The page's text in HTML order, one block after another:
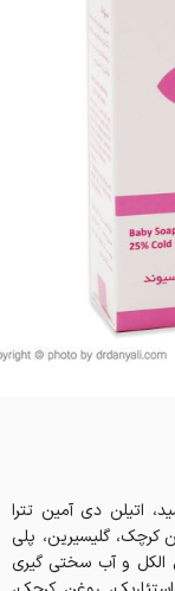
اتیلن دی آمین تترا
کرچک، گلیسیرین، پلی
الکل و آب سختی گیری